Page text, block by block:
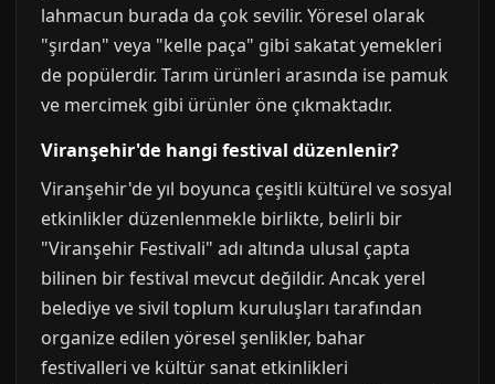
lahmacun burada da çok sevilir. Yöresel olarak
"şırdan" veya "kelle paça" gibi sakatat yemekleri
de popülerdir. Tarım ürünleri arasında ise pamuk
ve mercimek gibi ürünler öne çıkmaktadır.
Viranşehir'de hangi festival düzenlenir?
Viranşehir'de yıl boyunca çeşitli kültürel ve sosyal
etkinlikler düzenlenmekle birlikte, belirli bir
"Viranşehir Festivali" adı altında ulusal çapta
bilinen bir festival mevcut değildir. Ancak yerel
belediye ve sivil toplum kuruluşları tarafından
organize edilen yöresel şenlikler, bahar
festivalleri ve kültür sanat etkinlikleri